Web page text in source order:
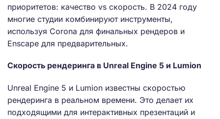
приоритетов: качество vs скорость. В 2024 году
многие студии комбинируют инструменты,
используя Corona для финальных рендеров и
Enscape для предварительных.
Скорость рендеринга в Unreal Engine 5 и Lumion
Unreal Engine 5 и Lumion известны скоростью
рендеринга в реальном времени. Это делает их
подходящими для интерактивных презентаций и